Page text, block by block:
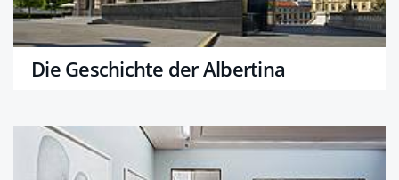
Die Geschichte der Albertina